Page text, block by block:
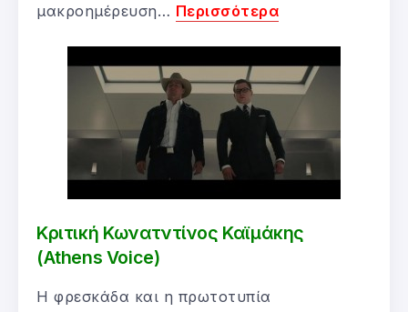
μακροημέρευση… Περισσότερα
Κριτική Κωνατντίνος Καϊμάκης
(Athens Voice)
Η φρεσκάδα και η πρωτοτυπία